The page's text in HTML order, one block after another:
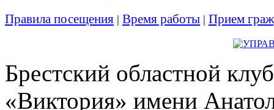
Правила посещения | Время работы | Прием
Брестский областной
«Виктория» имени